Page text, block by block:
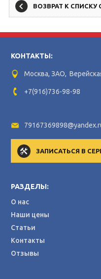
ВОЗВРАТ К СПИСКУ
КОНТАКТЫ:
Москва, ЗАО,
+7(916)736-98-98
ЗАПИСАТЬСЯ В
РАЗДЕЛЫ:
О нас
Наши цены
Статьи
Контакты
Отзывы